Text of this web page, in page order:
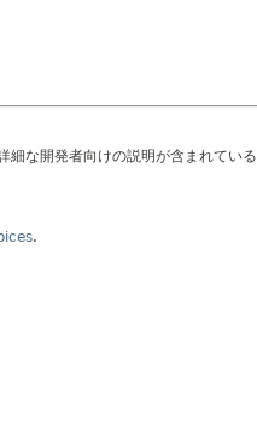
細な開発者向けの説明が含まれている
.